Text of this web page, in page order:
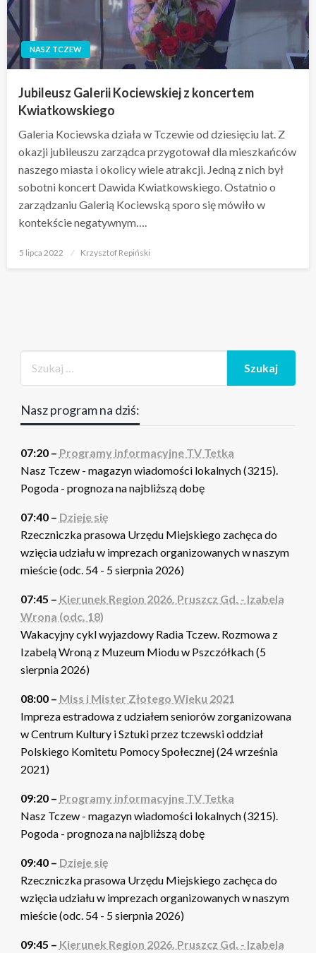
NASZ TCZEW
Jubileusz Galerii Kociewskiej z koncertem
Kwiatkowskiego
Galeria Kociewska działa w Tczewie od dziesięciu lat. Z
okazji jubileuszu zarządca przygotował dla mieszkańców
naszego miasta i okolicy wiele atrakcji. Jedną z nich był
sobotni koncert Dawida Kwiatkowskiego. Ostatnio o
zarządzaniu Galerią Kociewską sporo się mówiło w
kontekście negatywnym….
Opublikowane
5 lipca 2022 Krzysztof Repiński
Nasz program na dziś:
07:20 – Programy informacyjne TV Tetka
Nasz Tczew - magazyn wiadomości lokalnych (3215).
Pogoda - prognoza na najbliższą dobę
07:40 – Dzieje się
Rzeczniczka prasowa Urzędu Miejskiego zachęca do
wzięcia udziału w imprezach organizowanych w naszym
mieście (odc. 54 - 5 sierpnia 2026)
07:45 – Kierunek Region 2026. Pruszcz Gd. - Izabela
Wrona (odc. 18)
Wakacyjny cykl wyjazdowy Radia Tczew. Rozmowa z
Izabelą Wroną z Muzeum Miodu w Pszczółkach (5
sierpnia 2026)
08:00 – Miss i Mister Złotego Wieku 2021
Impreza estradowa z udziałem seniorów zorganizowana
w Centrum Kultury i Sztuki przez tczewski oddział
Polskiego Komitetu Pomocy Społecznej (24 września
2021)
09:20 – Programy informacyjne TV Tetka
Nasz Tczew - magazyn wiadomości lokalnych (3215).
Pogoda - prognoza na najbliższą dobę
09:40 – Dzieje się
Rzeczniczka prasowa Urzędu Miejskiego zachęca do
wzięcia udziału w imprezach organizowanych w naszym
mieście (odc. 54 - 5 sierpnia 2026)
09:45 – Kierunek Region 2026. Pruszcz Gd. - Izabela